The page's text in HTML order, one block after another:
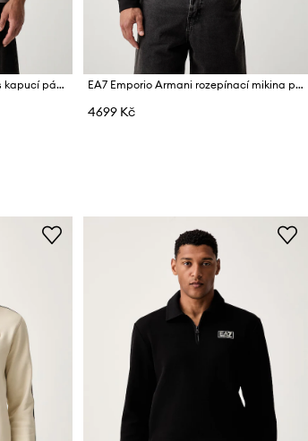
EA7 Emporio Armani mikina s kapucí pánská EA7 Emporio Armani rozepínací mikina pánská
4699 Kč